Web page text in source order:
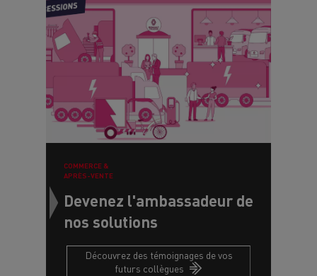
COMMERCE &
APRÈS-VENTE
Devenez l'ambassadeur de
nos solutions
Découvrez des témoignages de vos
futurs collègues